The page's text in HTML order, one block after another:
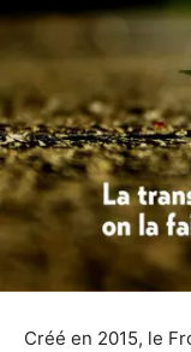
Créé en 2015, le